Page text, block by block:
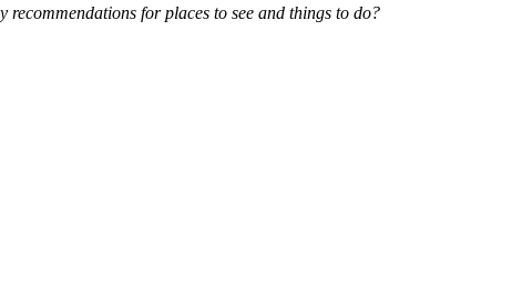
for places to see and things to do?